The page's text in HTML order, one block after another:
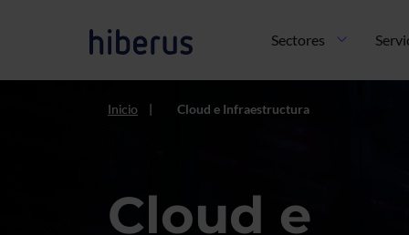
Sectores
Inicio Cloud e Infraestructura
Cloud e